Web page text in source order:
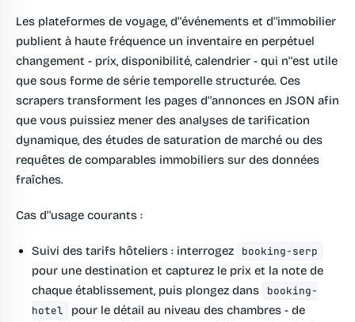
Les plateformes de voyage, d''événements et d''immobilier
publient à haute fréquence un inventaire en perpétuel
changement - prix, disponibilité, calendrier - qui n''est utile
que sous forme de série temporelle structurée. Ces
scrapers transforment les pages d''annonces en JSON afin
que vous puissiez mener des analyses de tarification
dynamique, des études de saturation de marché ou des
requêtes de comparables immobiliers sur des données
fraîches.
Cas d''usage courants :
Suivi des tarifs hôteliers : interrogez booking-serp
pour une destination et capturez le prix et la note de
chaque établissement, puis plongez dans
booking-
hotel
pour le détail au niveau des chambres - de